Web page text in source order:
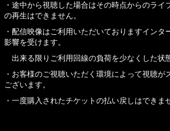
・途中から視聴した場合はその時点からのライ
の再生はできません。
・配信映像はご利用いただいておりますインタ
影響を受けます。
出来る限りご利用回線の負荷を少なくした状
・お客様のご視聴いただく環境によって視聴が
ございます。
・一度購入されたチケットの払い戻しはできま